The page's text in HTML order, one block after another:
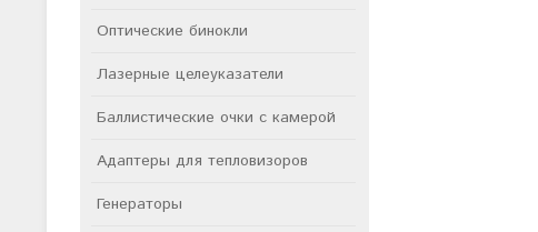
Оптические бинокли
Лазерные целеуказатели
Баллистические очки с камерой
Адаптеры для тепловизоров
Генераторы